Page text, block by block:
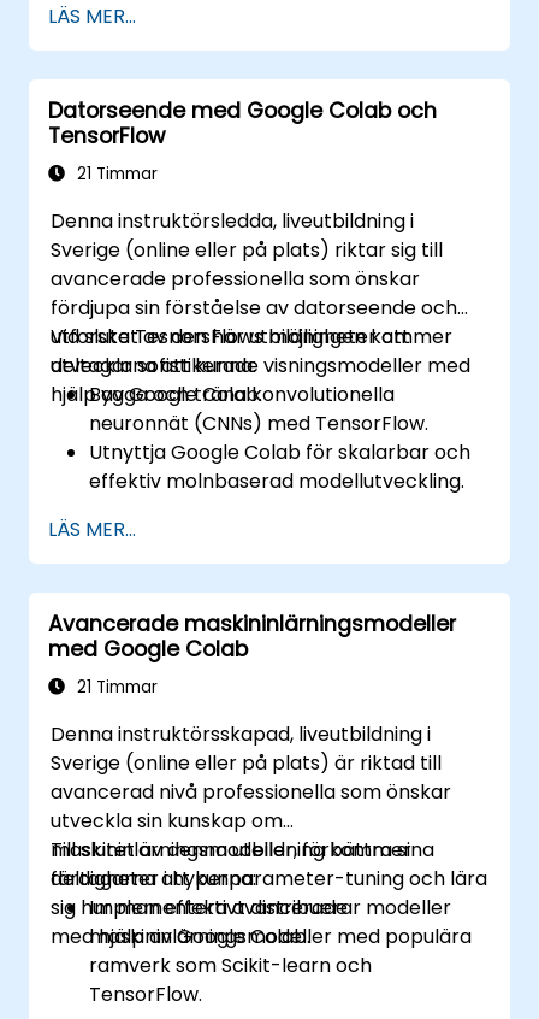
Utveckla intelligenta agenter som lär sig
genom försök och fel.
Optimera agenter genom avancerade
tekniker som Q-learning och deep Q-
networks (DQNs).
Träna agenter i simuleringar med OpenAI
Implementera förstärkande
inlärningsmodeller för praktiska
tillämpningar.
LÄS MER...
Datorseende med Google Colab och
TensorFlow
21 Timmar
Denna instruktörsledda, liveutbildning i
Sverige (online eller på plats) riktar sig till
avancerade professionella som önskar
fördjupa sin förståelse av datorseende och
utforska TesnorsFlows möjligheter att
utveckla sofistikerade visningsmodeller med
hjälp av Google Colab.
Vid slutet av den här utbildningen kommer
deltagarna att kunna:
Bygga och träna konvolutionella
neuronnät (CNNs) med TensorFlow.
Utnyttja Google Colab för skalarbar och
effektiv molnbaserad modellutveckling.
bildförbearbetningsmetoder för
datorseendeuppgifter.
Distribuera datorseendemodeller för
praktiska tillämpningar.
Använda transfer learning för att
förbättra prestandan på CNN-modeller.
bildklassificeringsmodeller.
LÄS MER...
Avancerade maskininlärningsmodeller
med Google Colab
21 Timmar
Denna instruktörsskapad, liveutbildning i
Sverige (online eller på plats) är riktad till
avancerad nivå professionella som önskar
utveckla sin kunskap om
maskininlärningsmodeller, förbättra sina
färdigheter i hyperparameter-tuning och lära
sig hur man effektivt distribuerar modeller
med hjälp av Google Colab.
Till slutet av denna utbildning kommer
deltagarna att kunna:
Implementera avancerade
maskininlärningsmodeller med populära
ramverk som Scikit-learn och
TensorFlow.